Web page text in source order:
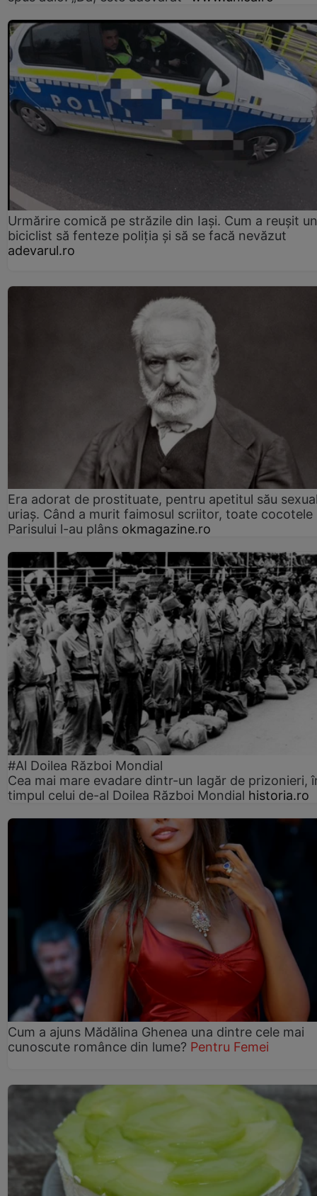
Urmărire comică pe străzile din Iași. Cum a reușit un
biciclist să fenteze poliția și să se facă nevăzut
adevarul.ro
Era adorat de prostituate, pentru apetitul său
uriaș. Când a murit faimosul scriitor, toate cocotele
Parisului l-au plâns okmagazine.ro
#Al Doilea Război Mondial
Cea mai mare evadare dintr-un lagăr de prizonieri,
timpul celui de-al Doilea Război Mondial historia.ro
Cum a ajuns Mădălina Ghenea una dintre cele mai
cunoscute românce din lume? Pentru Femei